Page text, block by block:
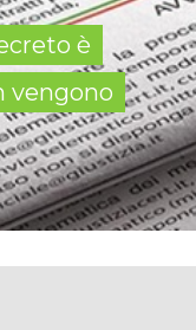
è
vengono